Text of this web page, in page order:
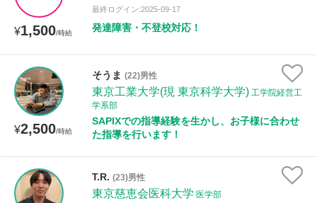
¥1,500/時給
最終ログイン:2025-09-17
発達障害・不登校対応！
¥2,500/時給
そうま (22)男性
東京工業大学(現 東京科学大学) 工学院経営工
学系部
SAPIXでの指導経験を生かし、お子様に合わせ
た指導を行います！
T.R. (23)男性
東京慈恵会医科大学 医学部